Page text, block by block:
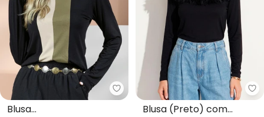
Quintess - Blusa (Preta/
Blusa
Blusa (Preto) com